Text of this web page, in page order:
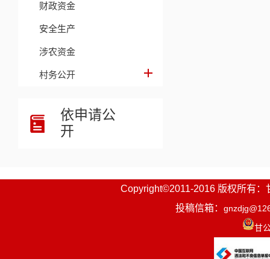
财政资金
安全生产
涉农资金
村务公开
依申请公
开
Copyright©2011-2016 版权所有：
投稿信箱：
甘